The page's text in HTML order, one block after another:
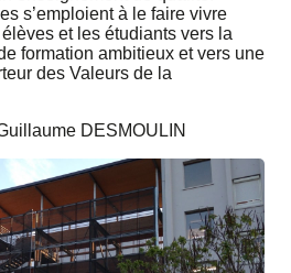
s’emploient à le faire vivre
et les étudiants vers la
formation ambitieux et vers une
des Valeurs de la
DESMOULIN